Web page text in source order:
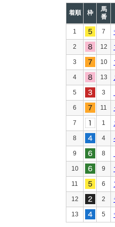
着順 枠
馬
番
1 7
2 12
3 10
4 13
5 3
6 11
7 1
8 4
9 8
10 9
11 6
12 2
13 5